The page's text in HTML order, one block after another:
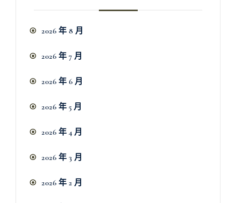
2026 年 8 月
2026 年 7 月
2026 年 6 月
2026 年 5 月
2026 年 4 月
2026 年 3 月
2026 年 2 月